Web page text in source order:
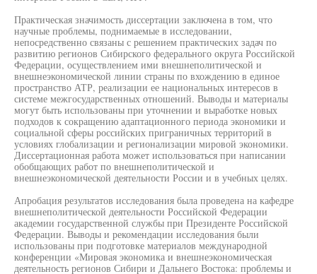
Практическая значимость диссертации заключена в том, что
научные проблемы, поднимаемые в исследовании,
непосредственно связаны с решением практических задач по
развитию регионов Сибирского федерального округа Российской
Федерации, осуществлением ими внешнеполитической и
внешнеэкономической линии страны по вхождению в единое
пространство АТР, реализации ее национальных интересов в
системе межгосударственных отношений. Выводы и материалы
могут быть использованы при уточнении и выработке новых
подходов к сокращению адаптационного периода экономики и
социальной сферы российских приграничных территорий в
условиях глобализации и регионализации мировой экономики.
Диссертационная работа может использоваться при написании
обобщающих работ по внешнеполитической и
внешнеэкономической деятельности России и в учебных целях.
Апробация результатов исследования была проведена на кафедре
внешнеполитической деятельности Российской Федерации
академии государственной службы при Президенте Российской
Федерации. Выводы и рекомендации исследования были
использованы при подготовке материалов международной
конференции «Мировая экономика и внешнеэкономическая
деятельность регионов Сибири и Дальнего Востока: проблемы и